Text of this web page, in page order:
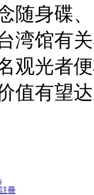
随身碟
湾馆有
观光者
值有望
冊